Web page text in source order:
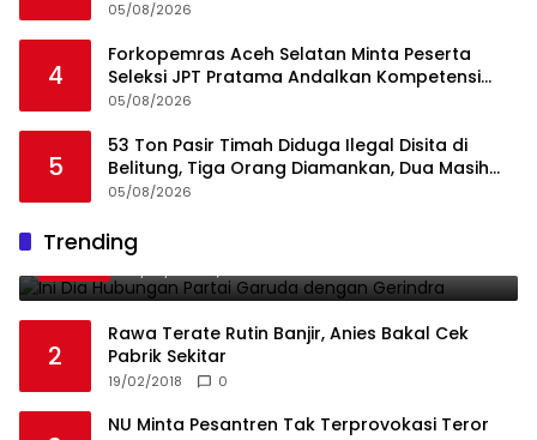
Kecamatan Tukka
05/08/2026
4
Forkopemras Aceh Selatan Minta Peserta
Seleksi JPT Pratama Andalkan Kompetensi
dan Integritas, Bukan Kedekatan
05/08/2026
5
53 Ton Pasir Timah Diduga Ilegal Disita di
Belitung, Tiga Orang Diamankan, Dua Masih
Diburu
05/08/2026
Trending
1
Gerindra
19/02/2018 0
2
Rawa Terate Rutin Banjir, Anies Bakal Cek
Pabrik Sekitar
19/02/2018 0
NU Minta Pesantren Tak Terprovokasi Teror